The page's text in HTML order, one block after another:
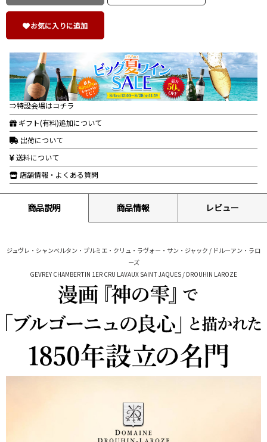
お気に入りに追加
⇒特設会場はコチラ
ギフト(有料)追加について
出荷について
送料について
店舗情報・よくある質問
商品説明 商品情報 レビュー
ジュヴレ・シャンベルタン・プルミエ・クリュ・ラヴォー・サン・ジャック / ドルーアン・ラロ
ーズ
GEVREY CHAMBERTIN 1ER CRU LAVAUX SAINT JAQUES / DROUHIN LAROZE